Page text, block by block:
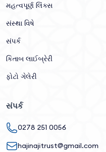
મહત્વપૂર્ણ લિંક્સ
સંસ્થા વિષે
સંપર્ક
કિતાબ લાઈબ્રેરી
ફોટો ગેલેરી
સંપર્ક
0278 251 0056
hajinajitrust@gmail.com